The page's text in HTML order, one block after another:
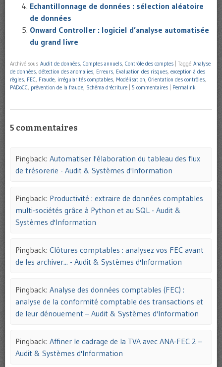
Echantillonnage de données : sélection aléatoire
de données
Onward Controller : logiciel d’analyse automatisée
du grand livre
Archivé sous Audit de données, Comptes annuels, Contrôle des comptes Taggé Analyse
de données, détection des anomalies, Erreurs, Evaluation des risques, exception à des
règles, FEC, Fraude, irrégularités comptables, Modélisation, Orientation des contrôles,
PADoCC, prévention de la fraude, Schéma d'écriture 5 commentaires Permalink
5 commentaires
Pingback: Automatiser l'élaboration du tableau des flux
de trésorerie - Audit & Systèmes d'Information
Pingback: Productivité : extraire de données comptables
multi-sociétés grâce à Python et au SQL - Audit &
Systèmes d'Information
Pingback: Clôtures comptables : analysez vos FEC avant
de les archiver... - Audit & Systèmes d'Information
Pingback: Analyse des données comptables (FEC) :
analyse de la conformité comptable des transactions et
de leur dénouement – Audit & Systèmes d'Information
Pingback: Affiner le cadrage de la TVA avec ANA-FEC 2 –
Audit & Systèmes d'Information